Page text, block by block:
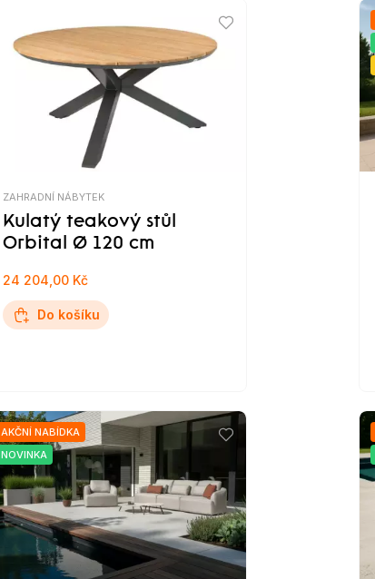
ZAHRADNÍ NÁBYTEK
Kulatý teakový stůl
Orbital Ø 120 cm
24 204,00 Kč
Do košíku
AKČNÍ NABÍDKA
NOVINKA